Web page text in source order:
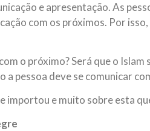
e apresentação. As
com os próximos. Por
o próximo? Será que o
a pessoa deve se comunicar
importou e muito sobre esta